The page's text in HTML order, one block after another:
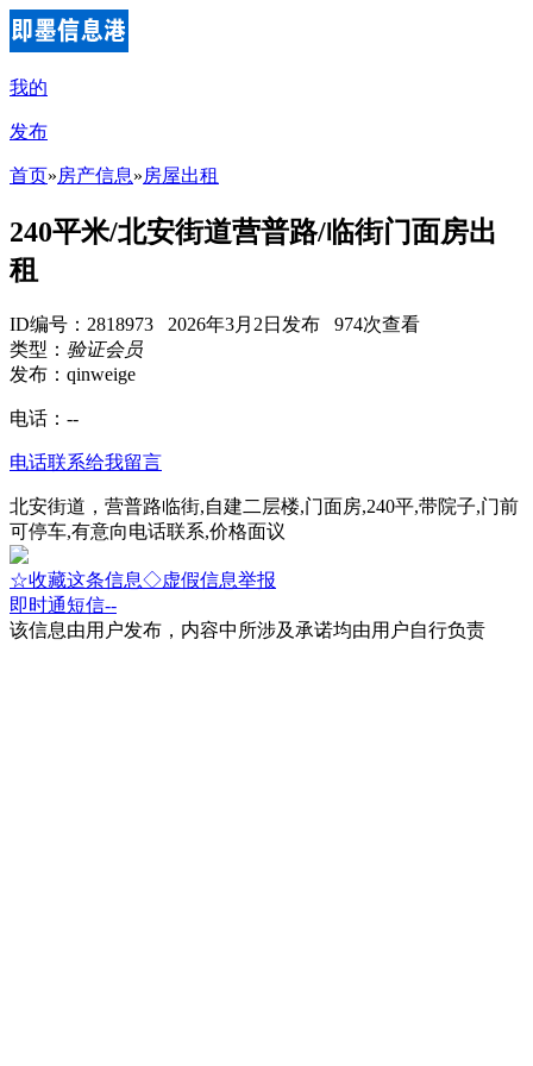
我的
发布
首页»房产信息»房屋出租
240平米/北安街道营普路/临街门面房出
租
ID编号：2818973 2026年3月2日发布 974次查看
类型： 验证会员
发布：qinweige
电话： --
电话联系给我留言
北安街道，营普路临街,自建二层楼,门面房,240平,带院子,门前
可停车,有意向电话联系,价格面议
☆收藏这条信息◇虚假信息举报
即时通短信--
该信息由用户发布，内容中所涉及承诺均由用户自行负责